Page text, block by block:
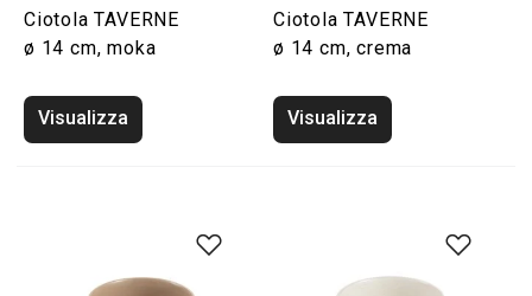
Ciotola TAVERNE
ø 14 cm, moka
Visualizza
Ciotola TAVERNE
ø 14 cm, crema
Visualizza